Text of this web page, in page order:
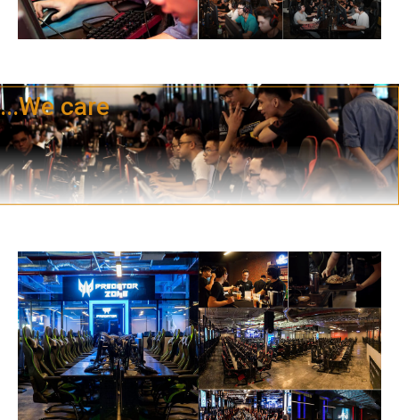
...We care